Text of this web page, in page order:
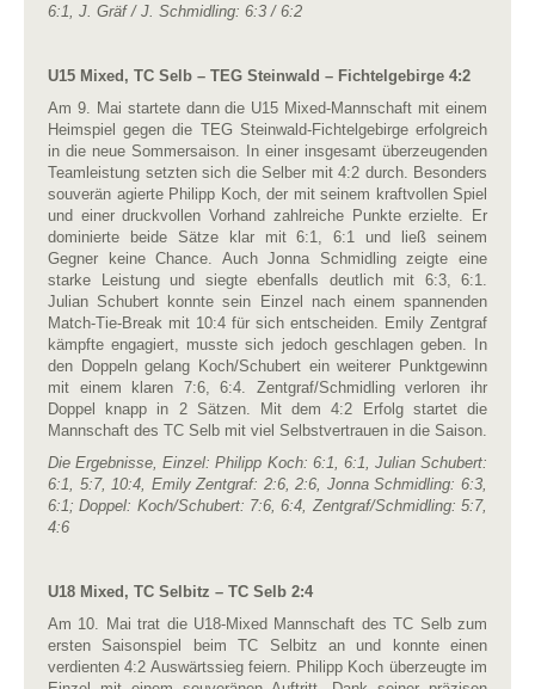
6:1, J. Gräf / J. Schmidling: 6:3 / 6:2
U15 Mixed, TC Selb – TEG Steinwald – Fichtelgebirge 4:2
Am 9. Mai startete dann die U15 Mixed-Mannschaft mit einem
Heimspiel gegen die TEG Steinwald-Fichtelgebirge erfolgreich
in die neue Sommersaison. In einer insgesamt überzeugenden
Teamleistung setzten sich die Selber mit 4:2 durch. Besonders
souverän agierte Philipp Koch, der mit seinem kraftvollen Spiel
und einer druckvollen Vorhand zahlreiche Punkte erzielte. Er
dominierte beide Sätze klar mit 6:1, 6:1 und ließ seinem
Gegner keine Chance. Auch Jonna Schmidling zeigte eine
starke Leistung und siegte ebenfalls deutlich mit 6:3, 6:1.
Julian Schubert konnte sein Einzel nach einem spannenden
Match-Tie-Break mit 10:4 für sich entscheiden. Emily Zentgraf
kämpfte engagiert, musste sich jedoch geschlagen geben. In
den Doppeln gelang Koch/Schubert ein weiterer Punktgewinn
mit einem klaren 7:6, 6:4. Zentgraf/Schmidling verloren ihr
Doppel knapp in 2 Sätzen. Mit dem 4:2 Erfolg startet die
Mannschaft des TC Selb mit viel Selbstvertrauen in die Saison.
Die Ergebnisse, Einzel: Philipp Koch: 6:1, 6:1, Julian Schubert:
6:1, 5:7, 10:4, Emily Zentgraf: 2:6, 2:6, Jonna Schmidling: 6:3,
6:1; Doppel: Koch/Schubert: 7:6, 6:4, Zentgraf/Schmidling: 5:7,
4:6
U18 Mixed, TC Selbitz – TC Selb 2:4
Am 10. Mai trat die U18-Mixed Mannschaft des TC Selb zum
ersten Saisonspiel beim TC Selbitz an und konnte einen
verdienten 4:2 Auswärtssieg feiern. Philipp Koch überzeugte im